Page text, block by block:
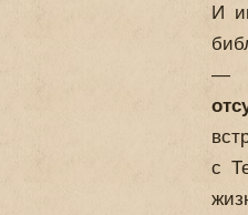
И
—
с